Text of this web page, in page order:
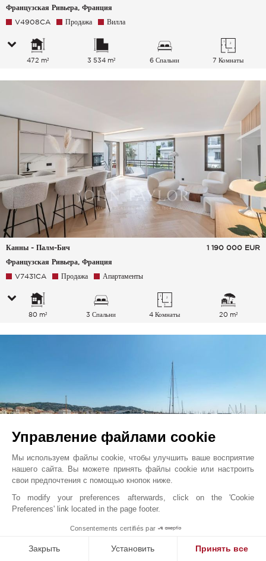
Французская Ривьера, Франция
V4908CA Продажа Вилла
472 m² 3 534 m² 6 Спальни 7 Комнаты
Канны - Палм-Бич
Французская Ривьера, Франция
1 190 000 EUR
V7431CA Продажа Апартаменты
80 m² 3 Спальни 4 Комнаты 20 m²
Канны
998 000 EUR
Продажа Апартаменты
Управление файлами cookie
Мы используем файлы cookie, чтобы улучшить ваше восприятие
нашего сайта. Вы можете принять файлы cookie или настроить
свои предпочтения с помощью кнопок ниже.
To modify your preferences afterwards, click on the 'Cookie
Preferences' link located in the page footer.
Consentements certifiés par
Закрыть Установить Принять все